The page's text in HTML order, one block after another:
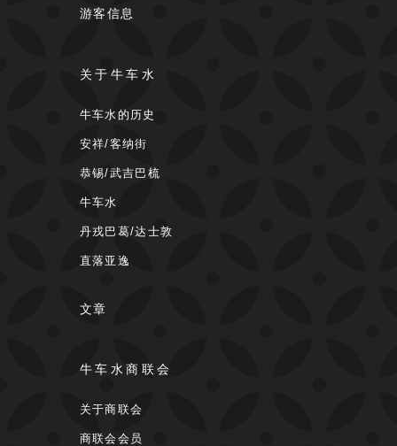
游客信息
关于牛车水
牛车水的历史
安祥/客纳街
恭锡/武吉巴梳
牛车水
丹戎巴葛/达士敦
直落亚逸
文章
牛车水商联会
关于商联会
商联会会员